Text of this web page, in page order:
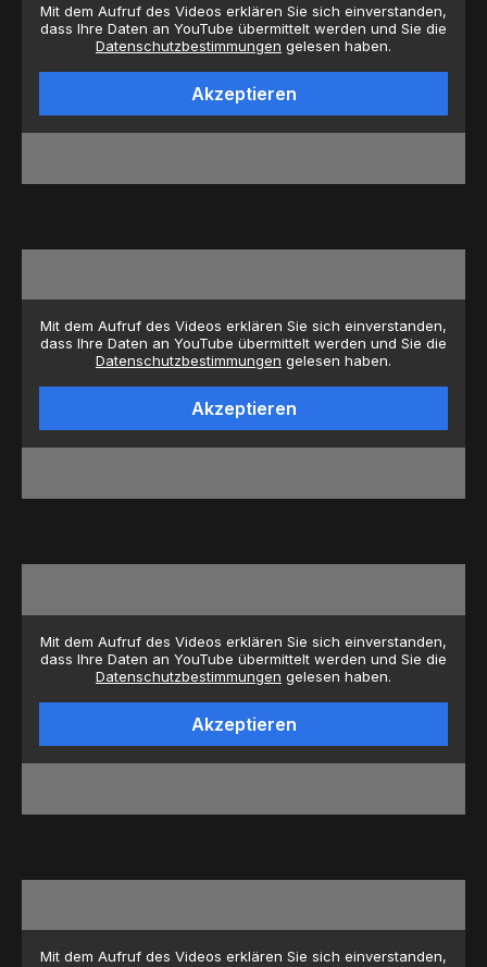
Mit dem Aufruf des Videos erklären Sie sich einverstanden,
dass Ihre Daten an YouTube übermittelt werden und Sie die
Datenschutzbestimmungen gelesen haben.
Akzeptieren
Mit dem Aufruf des Videos erklären Sie sich einverstanden,
dass Ihre Daten an YouTube übermittelt werden und Sie die
Datenschutzbestimmungen gelesen haben.
Akzeptieren
Mit dem Aufruf des Videos erklären Sie sich einverstanden,
dass Ihre Daten an YouTube übermittelt werden und Sie die
Datenschutzbestimmungen gelesen haben.
Akzeptieren
Mit dem Aufruf des Videos erklären Sie sich einverstanden,